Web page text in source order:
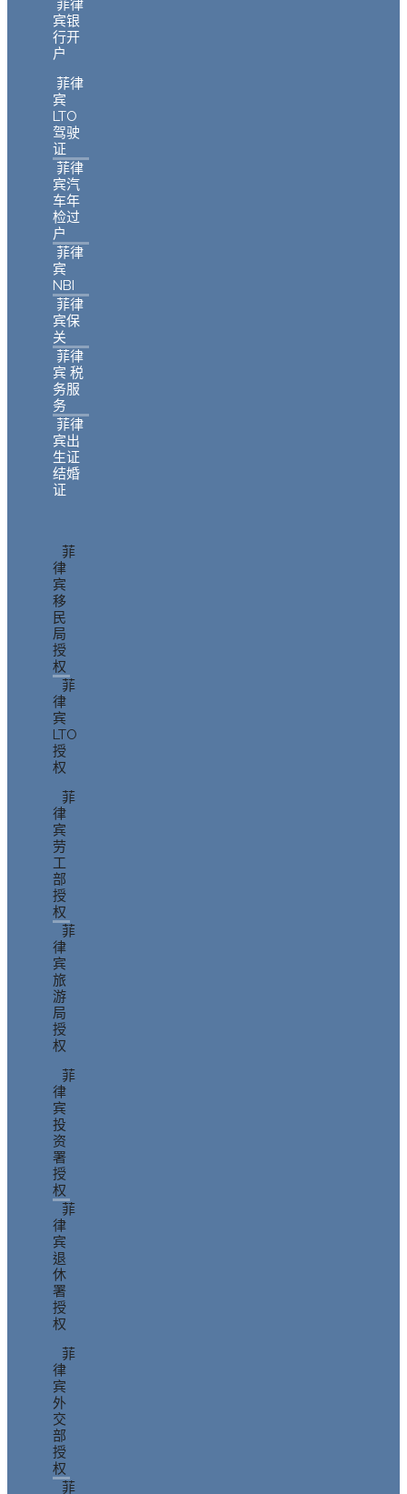
菲律
宾银
行开
户
菲律
宾
LTO
驾驶
证
菲律
宾汽
车年
检过
户
菲律
宾
NBI
菲律
宾保
关
菲律
宾 税
务服
务
菲律
宾出
生证
结婚
证
菲
律
宾
移
民
局
授
权
菲
律
宾
LTO
授
权
菲
律
宾
劳
工
部
授
权
菲
律
宾
旅
游
局
授
权
菲
律
宾
投
资
署
授
权
菲
律
宾
退
休
署
授
权
菲
律
宾
外
交
部
授
权
菲